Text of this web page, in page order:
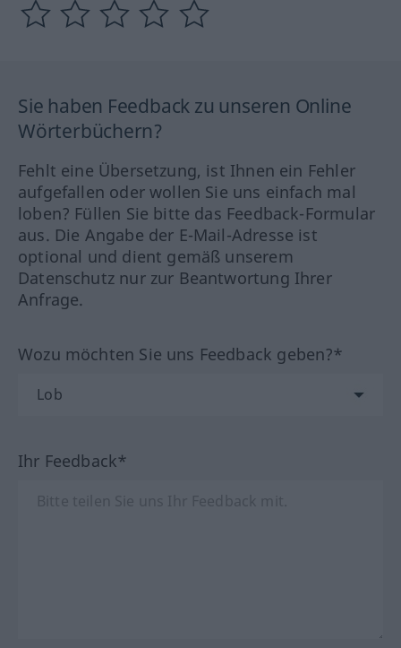
Sie haben Feedback zu unseren Online
Wörterbüchern?
Fehlt eine Übersetzung, ist Ihnen ein Fehler
aufgefallen oder wollen Sie uns einfach mal
loben? Füllen Sie bitte das Feedback-Formular
aus. Die Angabe der E-Mail-Adresse ist
optional und dient gemäß unserem
Datenschutz nur zur Beantwortung Ihrer
Anfrage.
Wozu möchten Sie uns Feedback geben?*
Ihr Feedback*